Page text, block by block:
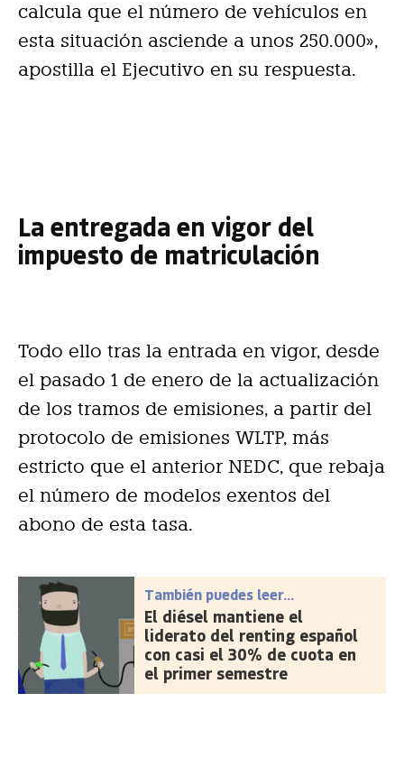
calcula que el número de vehículos en
esta situación asciende a unos 250.000»,
apostilla el Ejecutivo en su respuesta.
La entregada en vigor del
impuesto de matriculación
Todo ello tras la entrada en vigor, desde
el pasado 1 de enero de la actualización
de los tramos de emisiones, a partir del
protocolo de emisiones WLTP, más
estricto que el anterior NEDC, que rebaja
el número de modelos exentos del
abono de esta tasa.
También puedes leer...
El diésel mantiene el
liderato del renting español
con casi el 30% de cuota en
el primer semestre